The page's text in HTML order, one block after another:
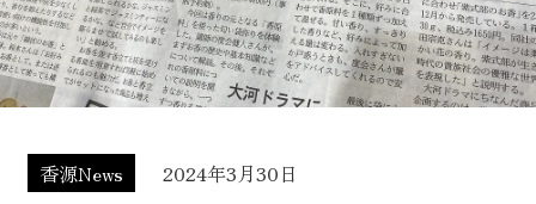
香源News 2024年3月30日